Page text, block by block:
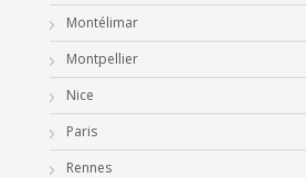
Montélimar
Montpellier
Nice
Paris
Rennes